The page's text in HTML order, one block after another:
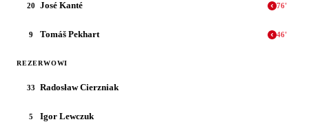
20 José Kanté 76'
9 Tomáš Pekhart 46'
REZERWOWI
33 Radosław Cierzniak
5 Igor Lewczuk